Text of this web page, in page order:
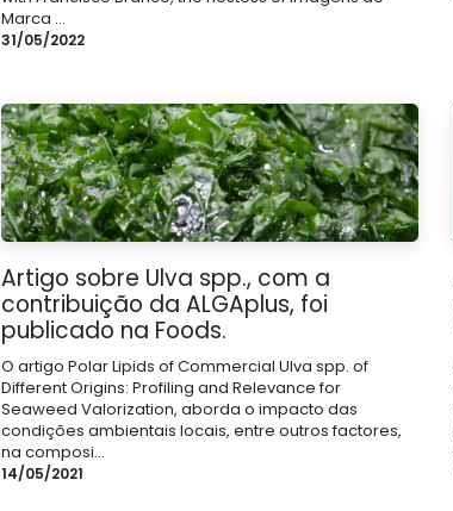
Marca ...
31/05/2022
Artigo sobre Ulva spp., com a
contribuição da ALGAplus, foi
publicado na Foods.
O artigo Polar Lipids of Commercial Ulva spp. of
Different Origins: Profiling and Relevance for
Seaweed Valorization, aborda o impacto das
condições ambientais locais, entre outros factores,
na composi...
14/05/2021